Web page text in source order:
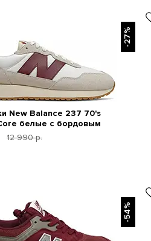
-27%
New Balance 237 70's
белые с бордовым
12 990 р.
-54%